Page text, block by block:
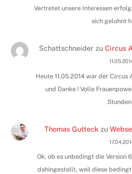
Vertretet unsere Interessen
sich gelohnt
Schattschneider zu Circus
Heute 11.05.2014 war der Circus
und Danke ! Volle
Thomas Gutteck zu
Ok, ob es unbedingt die Version
dahingestellt, weil diese